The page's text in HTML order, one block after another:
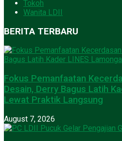
Tokoh
Wanita LDII
BERITA TERBARU
Fokus Pemanfaatan
Desain, Derry Bagus Latih
Lewat Praktik Langsung
August 7, 2026